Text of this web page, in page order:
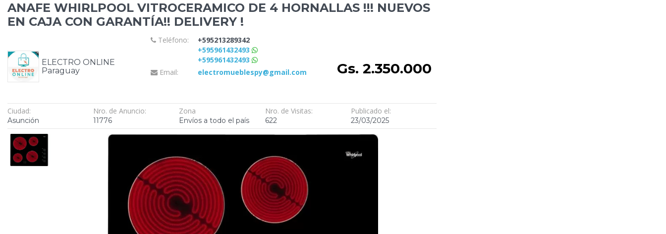
ANAFE WHIRLPOOL VITROCERAMICO DE 4 HORNALLAS !!! NUEVOS
EN CAJA CON GARANTÍA!! DELIVERY !
ELECTRO ONLINE
Paraguay
Teléfono:
+595213289342
+595961432493
+595961432493
Email:
electromueblespy@gmail.com Gs. 2.350.000
Ciudad:
Asunción
Nro. de Anuncio:
11776
Zona
Envíos a todo el país
Nro. de Visitas:
622
Publicado el:
23/03/2025